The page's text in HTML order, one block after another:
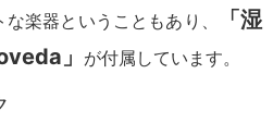
楽器ということもあり、
「湿
」 が付属しています。